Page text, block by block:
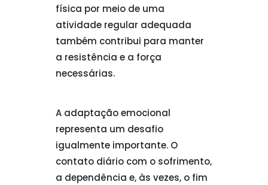
física por meio de uma
atividade regular adequada
também contribui para manter
a resistência e a força
necessárias.
A adaptação emocional
representa um desafio
igualmente importante. O
contato diário com o sofrimento,
a dependência e, às vezes, o fim